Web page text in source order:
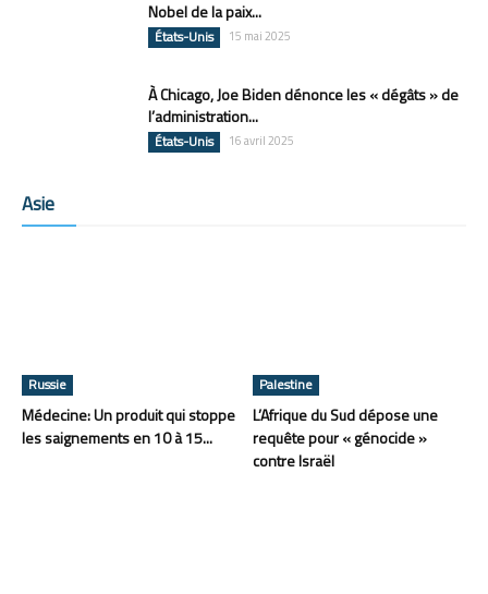
Nobel de la paix...
États-Unis 15 mai 2025
À Chicago, Joe Biden dénonce les « dégâts » de
l’administration...
États-Unis 16 avril 2025
Asie
Russie
Médecine: Un produit qui stoppe
les saignements en 10 à 15...
Palestine
L’Afrique du Sud dépose une
requête pour « génocide »
contre Israël